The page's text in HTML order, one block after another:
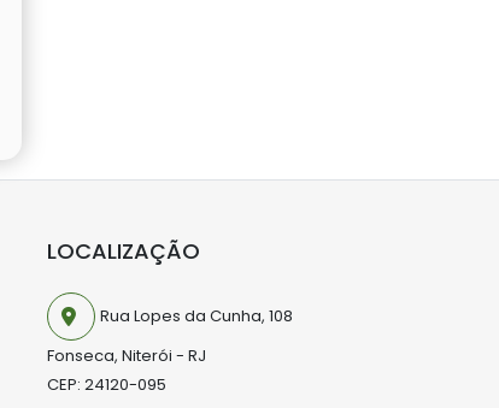
LOCALIZAÇÃO
Rua Lopes da Cunha, 108
Fonseca, Niterói - RJ
CEP: 24120-095